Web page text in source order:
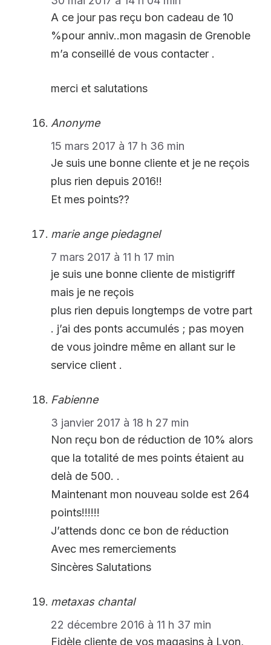
A ce jour pas reçu bon cadeau de 10
%pour anniv..mon magasin de Grenoble
m’a conseillé de vous contacter .
merci et salutations
Anonyme
15 mars 2017 à 17 h 36 min
Je suis une bonne cliente et je ne reçois
plus rien depuis 2016!!
Et mes points??
marie ange piedagnel
7 mars 2017 à 11 h 17 min
je suis une bonne cliente de mistigriff
mais je ne reçois
plus rien depuis longtemps de votre part
. j’ai des ponts accumulés ; pas moyen
de vous joindre même en allant sur le
service client .
Fabienne
3 janvier 2017 à 18 h 27 min
Non reçu bon de réduction de 10% alors
que la totalité de mes points étaient au
delà de 500. .
Maintenant mon nouveau solde est 264
points!!!!!!
J’attends donc ce bon de réduction
Avec mes remerciements
Sincères Salutations
metaxas chantal
22 décembre 2016 à 11 h 37 min
Fidèle cliente de vos magasins à Lyon,